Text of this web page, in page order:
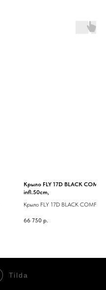
Крыло FLY 17D BLACK
infl.50cm,
Крыло FLY 17D BLACK
66 750 р.
Tilda